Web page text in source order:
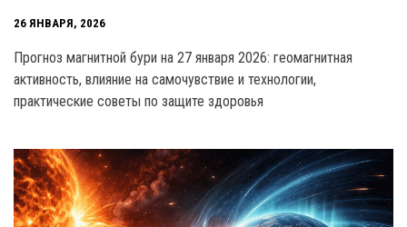
26 ЯНВАРЯ, 2026
Прогноз магнитной бури на 27 января 2026: геомагнитная
активность, влияние на самочувствие и технологии,
практические советы по защите здоровья